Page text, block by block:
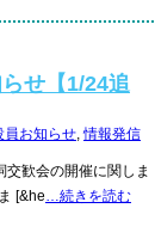
せ【1/24追
員お知らせ,情報発信
歓会の開催に関しま
[&he…続きを読む